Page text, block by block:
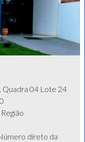
Quadra 04 Lote 24
direto da